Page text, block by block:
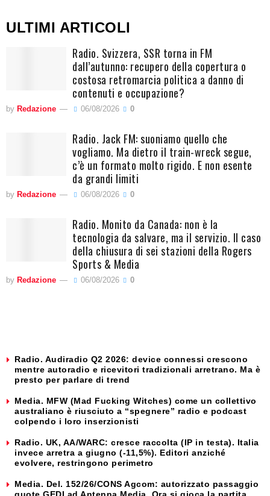
ULTIMI ARTICOLI
Radio. Svizzera, SSR torna in FM
dall’autunno: recupero della copertura o
costosa retromarcia politica a danno di
contenuti e occupazione?
by Redazione 06/08/2026 0
Radio. Jack FM: suoniamo quello che
vogliamo. Ma dietro il train-wreck segue,
c’è un formato molto rigido. E non esente
da grandi limiti
by Redazione 06/08/2026 0
Radio. Monito da Canada: non è la
tecnologia da salvare, ma il servizio. Il caso
della chiusura di sei stazioni della Rogers
Sports & Media
by Redazione 06/08/2026 0
Radio. Audiradio Q2 2026: device connessi crescono
mentre autoradio e ricevitori tradizionali arretrano. Ma è
presto per parlare di trend
Media. MFW (Mad Fucking Witches) come un collettivo
australiano è riusciuto a “spegnere” radio e podcast
colpendo i loro inserzionisti
Radio. UK, AA/WARC: cresce raccolta (IP in testa). Italia
invece arretra a giugno (-11,5%). Editori anziché
evolvere, restringono perimetro
Media. Del. 152/26/CONS Agcom: autorizzato passaggio